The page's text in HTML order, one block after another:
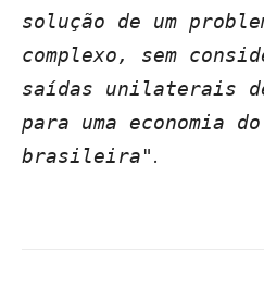
solução de um
complexo, sem
saídas unilaterais
para uma economia
brasileira".